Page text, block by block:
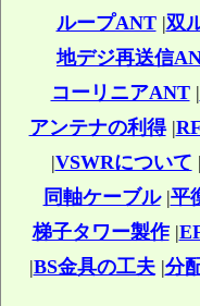
ループANT|双
地デジ再送信
コーリニアANT|
アンテナの利得|
|VSWRについて |
同軸ケーブル|平
梯子タワー製作|
|BS金具の工夫|分